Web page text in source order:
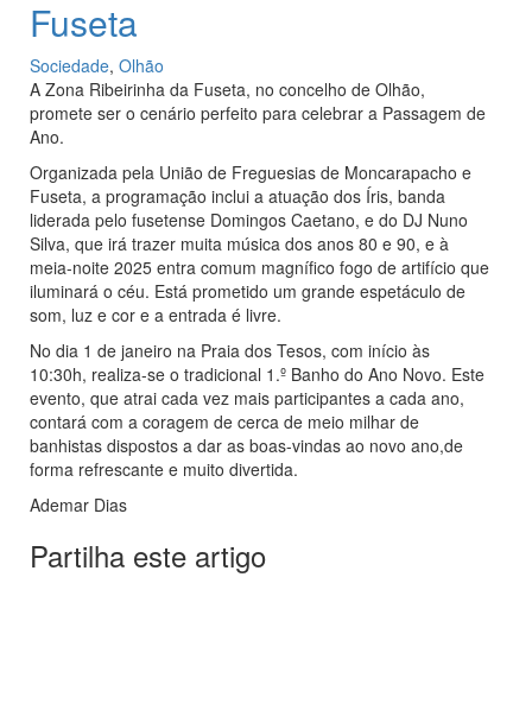
Fuseta
Sociedade, Olhão
A Zona Ribeirinha da Fuseta, no concelho de Olhão,
promete ser o cenário perfeito para celebrar a Passagem de
Ano.
Organizada pela União de Freguesias de Moncarapacho e
Fuseta, a programação inclui a atuação dos Íris, banda
liderada pelo fusetense Domingos Caetano, e do DJ Nuno
Silva, que irá trazer muita música dos anos 80 e 90, e à
meia-noite 2025 entra comum magnífico fogo de artifício que
iluminará o céu. Está prometido um grande espetáculo de
som, luz e cor e a entrada é livre.
No dia 1 de janeiro na Praia dos Tesos, com início às
10:30h, realiza-se o tradicional 1.º Banho do Ano Novo. Este
evento, que atrai cada vez mais participantes a cada ano,
contará com a coragem de cerca de meio milhar de
banhistas dispostos a dar as boas-vindas ao novo ano,de
forma refrescante e muito divertida.
Ademar Dias
Partilha este artigo